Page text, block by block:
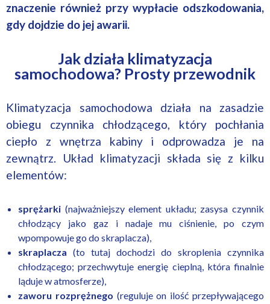
znaczenie również przy wypłacie odszkodowania,
gdy dojdzie do jej awarii.
Jak działa klimatyzacja
samochodowa? Prosty przewodnik
Klimatyzacja samochodowa działa na zasadzie
obiegu czynnika chłodzącego, który pochłania
ciepło z wnętrza kabiny i odprowadza je na
zewnątrz. Układ klimatyzacji składa się z kilku
elementów:
sprężarki (najważniejszy element układu; zasysa czynnik
chłodzący jako gaz i nadaje mu ciśnienie, po czym
wpompowuje go do skraplacza),
skraplacza (to tutaj dochodzi do skroplenia czynnika
chłodzącego; przechwytuje energię cieplną, która finalnie
ląduje w atmosferze),
zaworu rozprężnego (reguluje on ilość przepływającego